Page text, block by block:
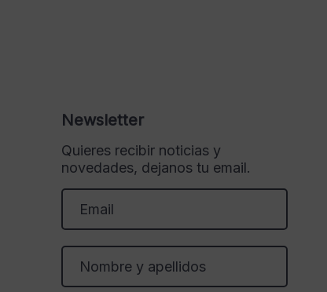
Newsletter
Quieres recibir noticias y
novedades, dejanos tu email.